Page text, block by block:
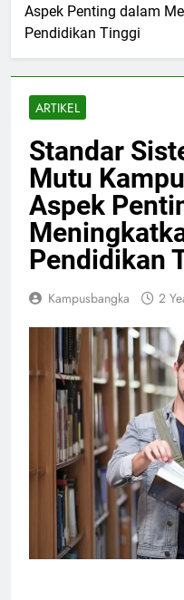
Aspek Penting dalam
Pendidikan Tinggi
ARTIKEL
Standar
Mutu
Aspek
Pendidikan
Kampusbangka 2